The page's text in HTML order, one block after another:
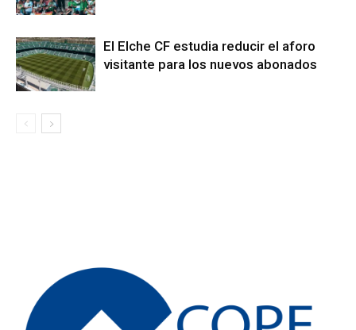
El Elche CF estudia reducir el aforo
visitante para los nuevos abonados